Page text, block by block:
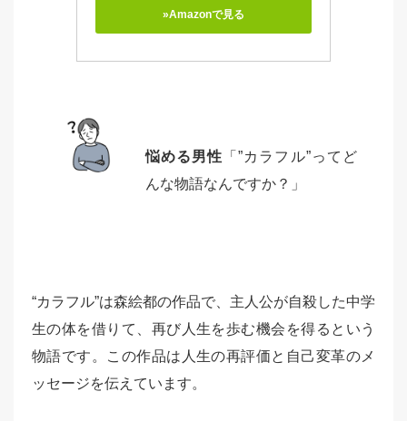
»Amazonで見る
悩める男性 「”カラフル”ってど
んな物語なんですか？」
“カラフル”は森絵都の作品で、主人公が自殺した中学
生の体を借りて、再び人生を歩む機会を得るという
物語です。この作品は人生の再評価と自己変革のメ
ッセージを伝えています。